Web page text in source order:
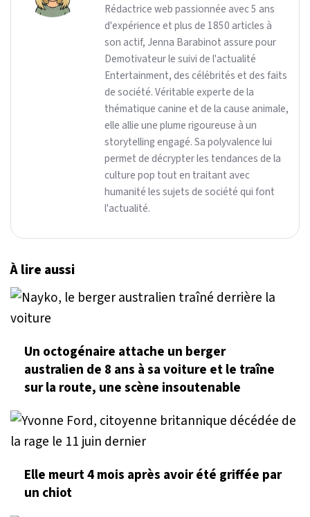
Rédactrice web passionnée avec 5 ans
d'expérience et plus de 1850 articles à
son actif, Jenna Barabinot assure pour
Demotivateur le suivi de l'actualité
Entertainment, des célébrités et des faits
de société. Véritable experte de la
thématique canine et de la cause animale,
elle allie une plume rigoureuse à un
storytelling engagé. Sa polyvalence lui
permet de décrypter les tendances de la
culture pop tout en traitant avec
humanité les sujets de société qui font
l'actualité.
À lire aussi
Un octogénaire attache un berger
australien de 8 ans à sa voiture et le traîne
sur la route, une scène insoutenable
Elle meurt 4 mois après avoir été griffée par
un chiot